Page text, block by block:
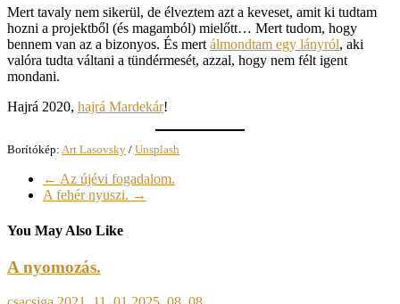
Mert tavaly nem sikerül, de élveztem azt a keveset, amit ki tudtam
hozni a projektből (és magamból) mielőtt… Mert tudom, hogy
bennem van az a bizonyos. És mertálmondtam egy lányról, aki
valóra tudta váltani a tündérmesét, azzal, hogy nem félt igent
mondani.
Hajrá 2020, hajrá Mardekár!
Borítókép: Art Lasovsky / Unsplash
← Az újévi fogadalom.
A fehér nyuszi. →
You May Also Like
A nyomozás.